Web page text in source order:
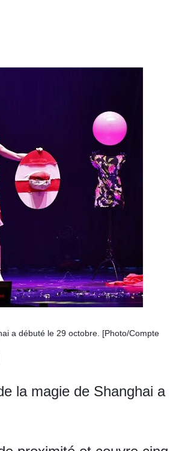
a débuté le 29 octobre. [Photo/Compte
la magie de Shanghai a